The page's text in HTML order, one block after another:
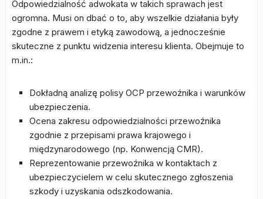
Odpowiedzialność adwokata w takich sprawach jest
ogromna. Musi on dbać o to, aby wszelkie działania były
zgodne z prawem i etyką zawodową, a jednocześnie
skuteczne z punktu widzenia interesu klienta. Obejmuje to
m.in.:
Dokładną analizę polisy OCP przewoźnika i warunków
ubezpieczenia.
Ocena zakresu odpowiedzialności przewoźnika
zgodnie z przepisami prawa krajowego i
międzynarodowego (np. Konwencją CMR).
Reprezentowanie przewoźnika w kontaktach z
ubezpieczycielem w celu skutecznego zgłoszenia
szkody i uzyskania odszkodowania.